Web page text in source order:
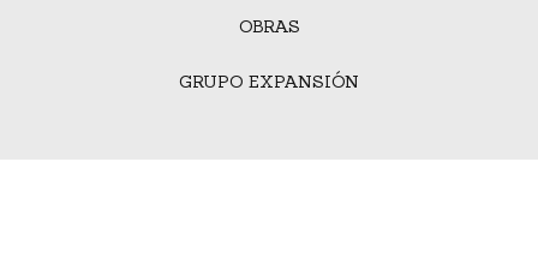
OBRAS
GRUPO EXPANSIÓN